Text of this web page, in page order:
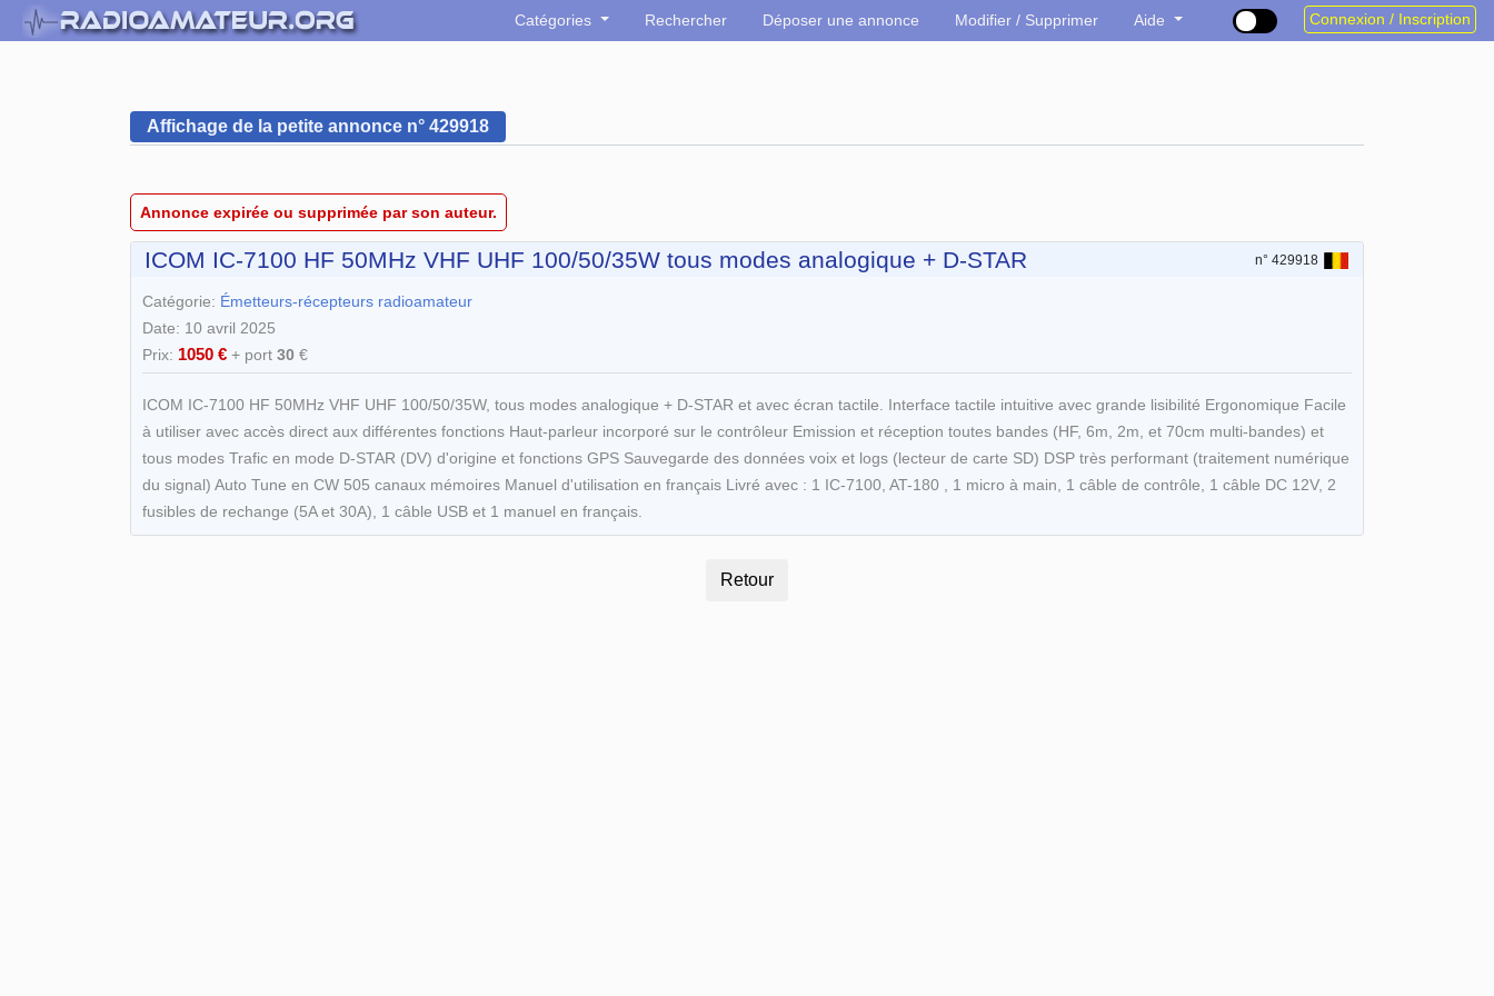
Catégories Rechercher Déposer une annonce Modifier / Supprimer Aide Connexion / Inscription
Affichage de la petite annonce n° 429918
Annonce expirée ou supprimée par son auteur.
ICOM IC-7100 HF 50MHz VHF UHF 100/50/35W tous modes analogique + D-STAR n° 429918
Catégorie: Émetteurs-récepteurs radioamateur
Date: 10 avril 2025
Prix: 1050 € + port 30€
ICOM IC-7100 HF 50MHz VHF UHF 100/50/35W, tous modes analogique + D-STAR et avec écran tactile. Interface tactile intuitive avec grande lisibilité Ergonomique Facile
à utiliser avec accès direct aux différentes fonctions Haut-parleur incorporé sur le contrôleur Emission et réception toutes bandes (HF, 6m, 2m, et 70cm multi-bandes) et
tous modes Trafic en mode D-STAR (DV) d'origine et fonctions GPS Sauvegarde des données voix et logs (lecteur de carte SD) DSP très performant (traitement numérique
du signal) Auto Tune en CW 505 canaux mémoires Manuel d'utilisation en français Livré avec : 1 IC-7100, AT-180 , 1 micro à main, 1 câble de contrôle, 1 câble DC 12V, 2
fusibles de rechange (5A et 30A), 1 câble USB et 1 manuel en français.